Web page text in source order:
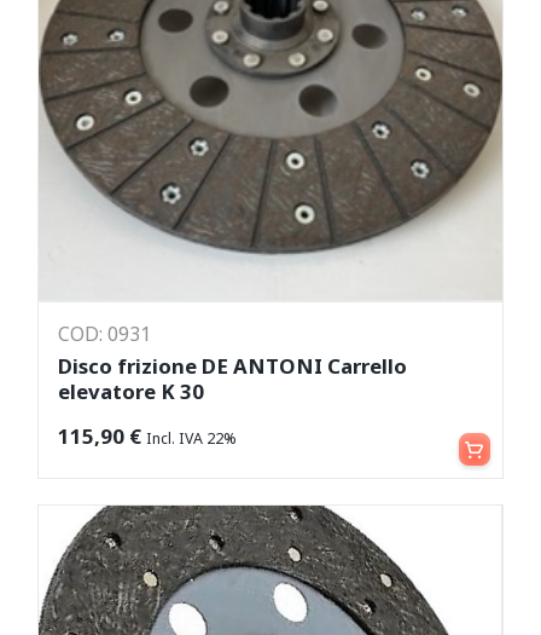
COD: 0931
Disco frizione DE ANTONI Carrello
elevatore K 30
115,90 € Incl. IVA 22% Aggiungi al carrello